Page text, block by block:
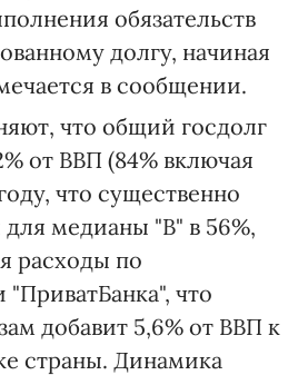
обязательств
долгу, начиная
в сообщении.
что общий госдолг
от ВВП (84% включая
что существенно
медианы "B" в 56%,
расходы по
что
добавит 5,6% от ВВП к
страны. Динамика